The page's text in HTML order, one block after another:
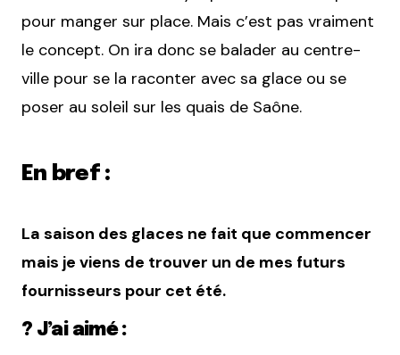
pour manger sur place. Mais c’est pas vraiment
le concept. On ira donc se balader au centre-
ville pour se la raconter avec sa glace ou se
poser au soleil sur les quais de Saône.
En bref :
La saison des glaces ne fait que commencer
mais je viens de trouver un de mes futurs
fournisseurs pour cet été.
? J’ai aimé :